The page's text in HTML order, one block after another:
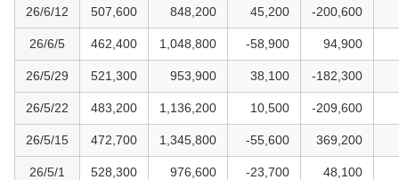
26/6/12 507,600 848,200 45,200 -200,600
26/6/5 462,400 1,048,800 -58,900 94,900
26/5/29 521,300 953,900 38,100 -182,300
26/5/22 483,200 1,136,200 10,500 -209,600
26/5/15 472,700 1,345,800 -55,600 369,200
26/5/1 528,300 976,600 -23,700 48,100